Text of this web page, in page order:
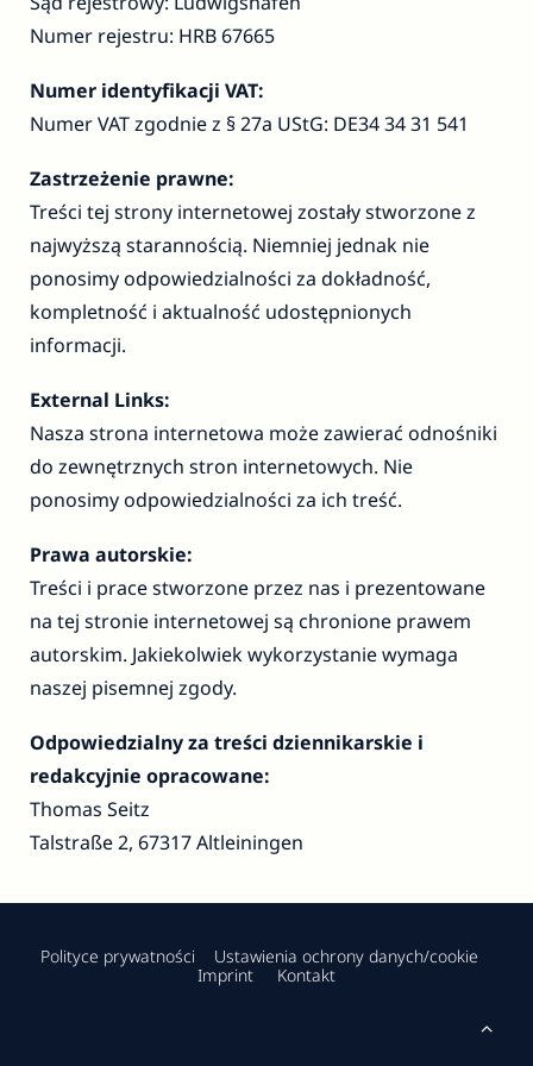
Numer rejestru: HRB 67665
Numer identyfikacji VAT:
Numer VAT zgodnie z § 27a UStG: DE34 34 31 541
Zastrzeżenie prawne:
Treści tej strony internetowej zostały stworzone z
najwyższą starannością. Niemniej jednak nie
ponosimy odpowiedzialności za dokładność,
kompletność i aktualność udostępnionych
informacji.
External Links:
Nasza strona internetowa może zawierać odnośniki
do zewnętrznych stron internetowych. Nie
ponosimy odpowiedzialności za ich treść.
Prawa autorskie:
Treści i prace stworzone przez nas i prezentowane
na tej stronie internetowej są chronione prawem
autorskim. Jakiekolwiek wykorzystanie wymaga
naszej pisemnej zgody.
Odpowiedzialny za treści dziennikarskie i
redakcyjnie opracowane:
Thomas Seitz
Talstraße 2, 67317 Altleiningen
Polityce prywatności
Ustawienia ochrony danych/cookie
Imprint
Kontakt